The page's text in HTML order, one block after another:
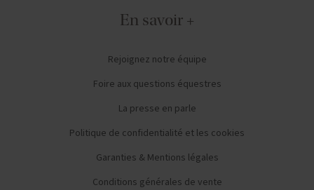
En savoir +
Rejoignez notre équipe
Foire aux questions équestres
La presse en parle
Politique de confidentialité et les cookies
Garanties & Mentions légales
Conditions générales de vente